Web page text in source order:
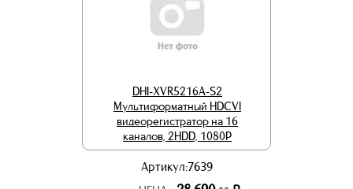
DHI-XVR5216A-S2
Мультиформатный HDCVI
видеорегистратор на 16
каналов, 2HDD, 1080P
Артикул:7639